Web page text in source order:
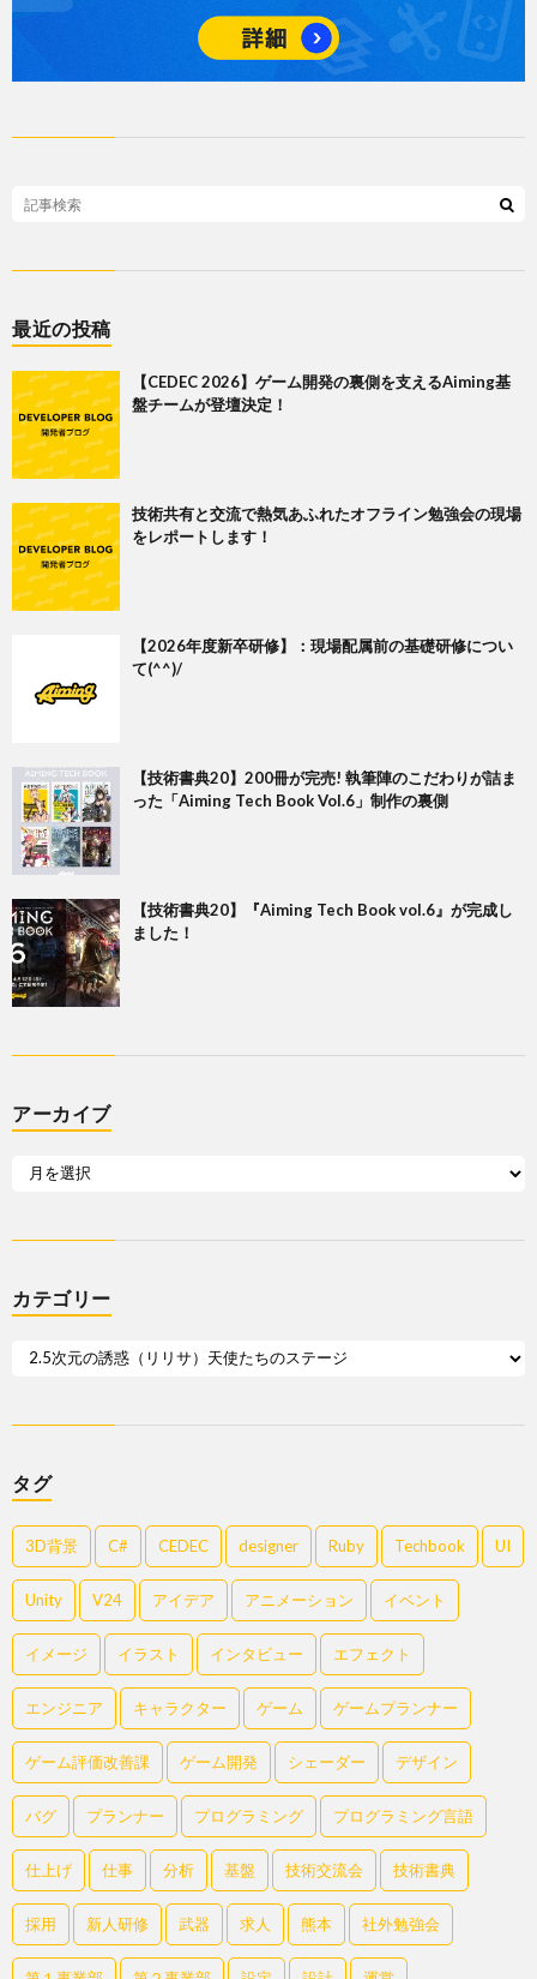
最近の投稿
【CEDEC 2026】ゲーム開発の裏側を支えるAiming基
盤チームが登壇決定！
技術共有と交流で熱気あふれたオフライン勉強会の現場
をレポートします！
【2026年度新卒研修】：現場配属前の基礎研修につい
て(^^)/
【技術書典20】200冊が完売! 執筆陣のこだわりが詰ま
った「Aiming Tech Book Vol.6」制作の裏側
【技術書典20】『Aiming Tech Book vol.6』が完成し
ました！
アーカイブ
カテゴリー
タグ
3D背景 C# CEDEC designer Ruby Techbook UI
Unity V24 アイデア アニメーション イベント
イメージ イラスト インタビュー エフェクト
エンジニア キャラクター ゲーム ゲームプランナー
ゲーム評価改善課 ゲーム開発 シェーダー デザイン
バグ プランナー プログラミング プログラミング言語
仕上げ 仕事 分析 基盤 技術交流会 技術書典
採用 新人研修 武器 求人 熊本 社外勉強会